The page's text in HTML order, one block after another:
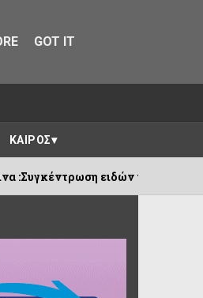
ΚΑΙΡΟΣ
ειδών πρώτης ανάγκης για τη
GOT IT